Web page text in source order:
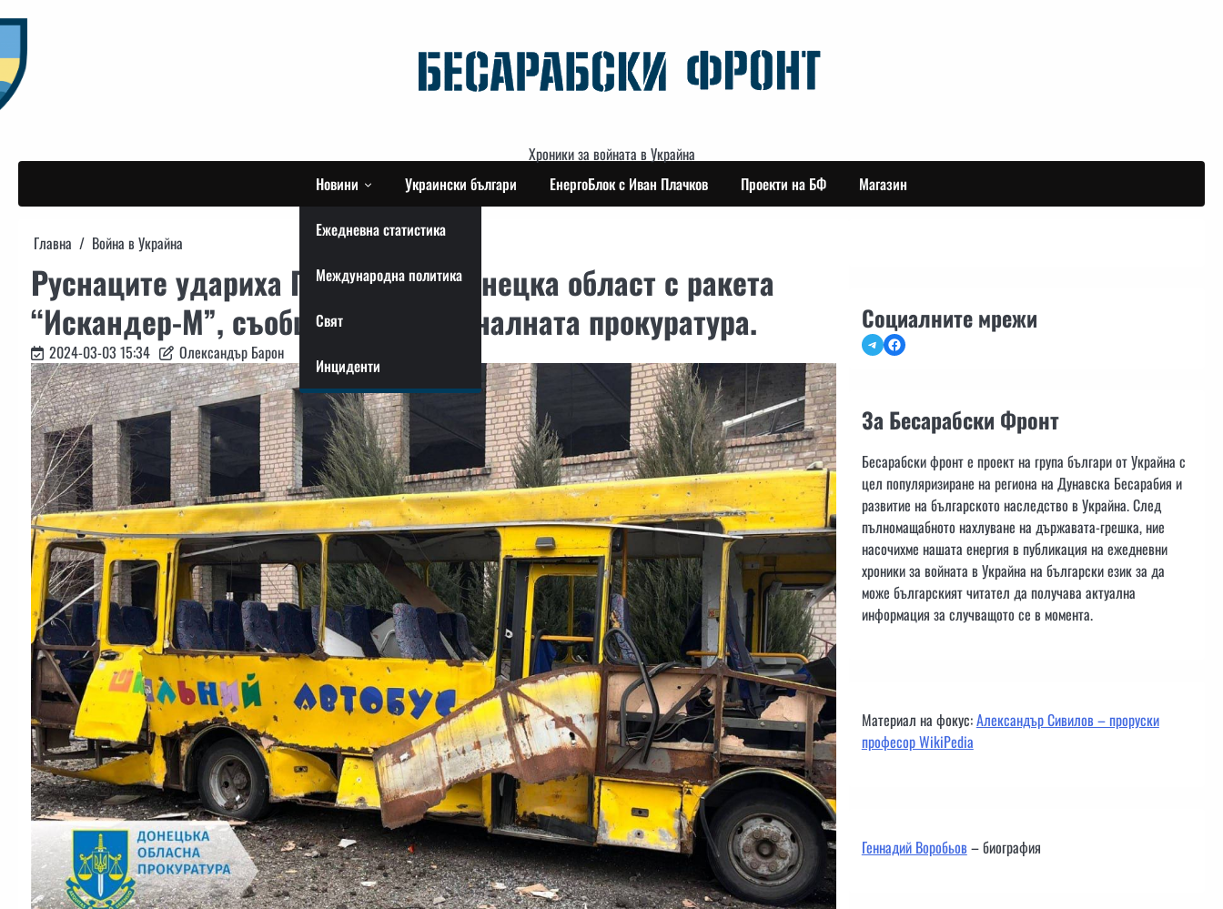
to
content
Хроники за войната в Украйна
Новини
Ежедневна статистика
Международна политика
Свят
Инциденти
Украински българи ЕнергоБлок с Иван Плачков Проекти на БФ Магазин
Главна Война в Украйна
Руснаците удариха Покровск в Донецка област с ракета
“Искандер-М”, съобщиха от регионалната прокуратура.
2024-03-03 15:34 Олександър Барон
Социалните мрежи
TelegramFacebook
За Бесарабски Фронт
Бесарабски фронт е проект на група българи от Украйна с
цел популяризиране на региона на Дунавска Бесарабия и
развитие на българското наследство в Украйна. След
пълномащабното нахлуване на държавата-грешка, ние
насочихме нашата енергия в публикация на ежедневни
хроники за войната в Украйна на български език за да
може българският читател да получава актуална
информация за случващото се в момента.
Материал на фокус:Александър Сивилов – проруски
професор WikiPedia
Геннадий Воробьов– биография